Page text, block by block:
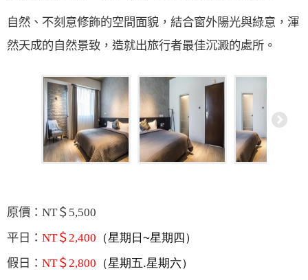
自然、不刻意修飾的空間面貌，結合窗外陽光與綠意，渾
然天成的自然景致，造就出旅行者最佳沉澱的處所。
原價： NT ＄ 5,500
平日 ： NT＄2,400 （星期日 ~星期四）
假日 ： NT＄2,800 （星期五.星期六）